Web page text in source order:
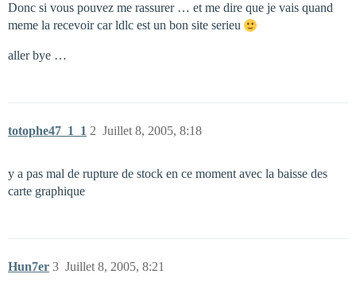
Donc si vous pouvez me rassurer … et me dire que je vais quand
meme la recevoir car ldlc est un bon site serieu
aller bye …
totophe47_1_1 Juillet 8, 2005, 8:18
2
y a pas mal de rupture de stock en ce moment avec la baisse des
carte graphique
Hun7er Juillet 8, 2005, 8:21
3